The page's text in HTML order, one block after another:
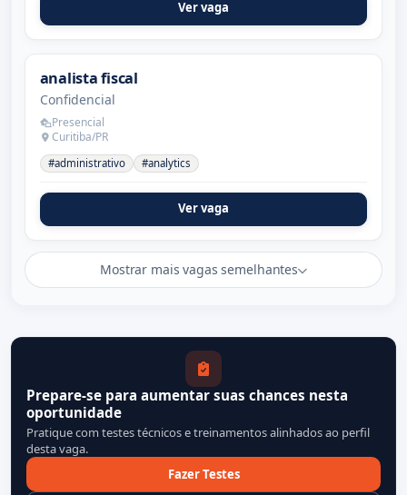
Ver vaga
analista fiscal
Confidencial
Presencial
Curitiba/PR
#administrativo #analytics
Ver vaga
Mostrar mais vagas semelhantes
Prepare-se para aumentar suas chances nesta
oportunidade
Pratique com testes técnicos e treinamentos alinhados ao perfil
desta vaga.
Fazer Testes